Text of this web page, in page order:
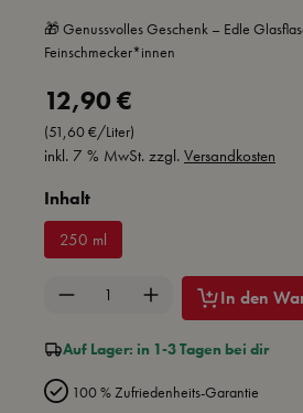
🎁 Genussvolles Geschenk – Edle
Feinschmecker*innen
Regulärer Preis:
12,90 €
(51,60 €/Liter)
inkl. 7 % MwSt. zzgl. Versandkosten
Inhaltauswählen
250 ml
Produkt Anzahl: Gib den
In den
Auf Lager: in 1-3 Tagen bei dir
100 % Zufriedenheits-Garantie